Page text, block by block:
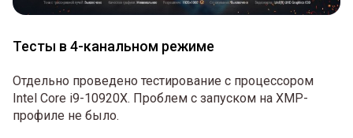
Тесты в 4-канальном режиме
Отдельно проведено тестирование с процессором
Intel Core i9-10920X. Проблем с запуском на XMP-
профиле не было.